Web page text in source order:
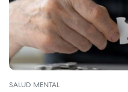
SALUD MENTAL